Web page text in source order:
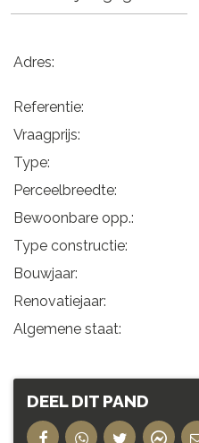
Adres:
Referentie:
Vraagprijs:
Type:
Perceelbreedte:
Bewoonbare opp.:
Type constructie:
Bouwjaar:
Renovatiejaar:
Algemene staat:
DEEL DIT PAND